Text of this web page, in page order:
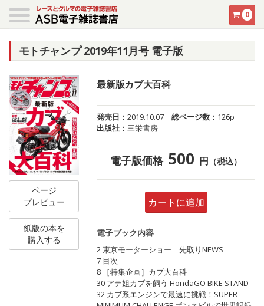
0
モトチャンプ 2019年11月号 電子版
ページ
プレビュー
紙版の本を
購入する
最新版カブ大百科
発売日：2019.10.07 総ページ数： 126p
出版社：三栄書房
電子版価格 500 円 （税込）
カートに追加
電子ブック内容
2 東京モーターショー 先取りNEWS
7 目次
8 ［特集企画］カブ大百科
30 アテ姐カブを飼う HondaGO BIKE STAND
32 カブ系エンジンで最速に挑戦！SUPER